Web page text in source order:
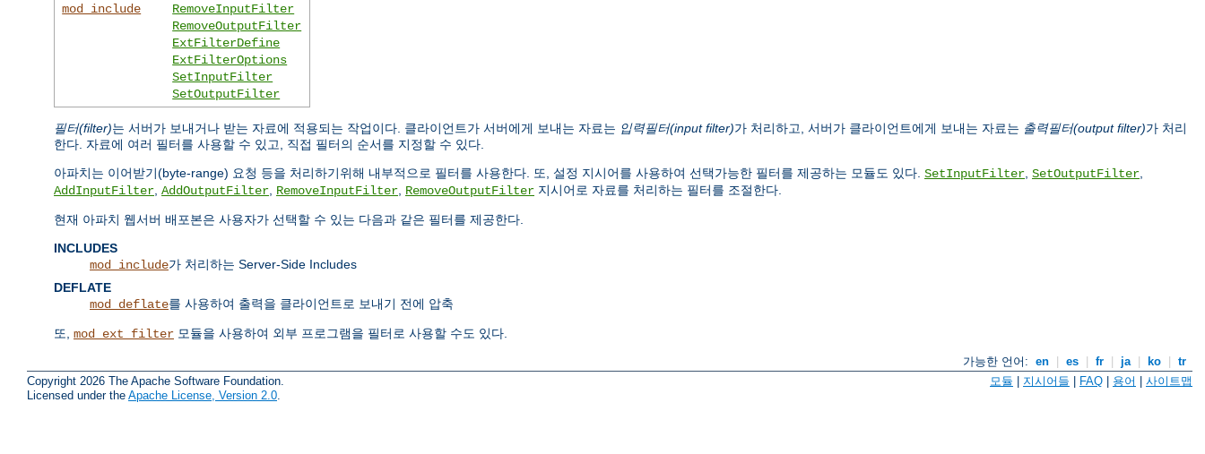
mod_include
RemoveInputFilter
RemoveOutputFilter
ExtFilterDefine
ExtFilterOptions
SetInputFilter
SetOutputFilter
필터(filter)는 서버가 보내거나 받는 자료에 적용되는 작업이다. 클라이언트가 서버에게 보내는 자료는 입력필터(input filter)가 처리하고, 서버가 클라이언트에게 보내는 자료는 출력필터(output filter)가 처리
한다. 자료에 여러 필터를 사용할 수 있고, 직접 필터의 순서를 지정할 수 있다.
아파치는 이어받기(byte-range) 요청 등을 처리하기위해 내부적으로 필터를 사용한다. 또, 설정 지시어를 사용하여 선택가능한 필터를 제공하는 모듈도 있다. SetInputFilter SetOutputFilter
AddInputFilter AddOutputFilter RemoveInputFilter RemoveOutputFilter 지시어로 자료를 처리하는 필터를 조절한다.
현재 아파치 웹서버 배포본은 사용자가 선택할 수 있는 다음과 같은 필터를 제공한다.
INCLUDES
mod_include가 처리하는 Server-Side Includes
DEFLATE
mod_deflate를 사용하여 출력을 클라이언트로 보내기 전에 압축
또, mod_ext_filter 모듈을 사용하여 외부 프로그램을 필터로 사용할 수도 있다.
가능한 언어: en | es | fr | ja | ko | tr
Copyright 2026 The Apache Software Foundation.
Licensed under the Apache License, Version 2.0.
모듈 지시어들 FAQ 용어 사이트맵